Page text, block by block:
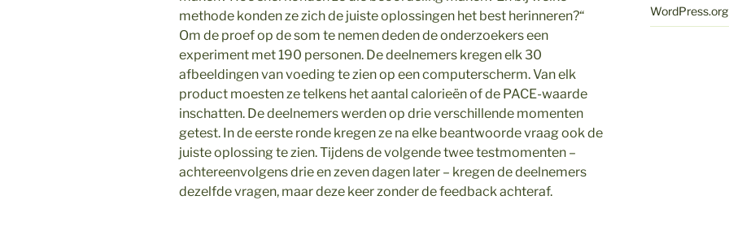
methode konden ze zich de juiste oplossingen het best herinneren?“
Om de proef op de som te nemen deden de onderzoekers een
experiment met 190 personen. De deelnemers kregen elk 30
afbeeldingen van voeding te zien op een computerscherm. Van elk
product moesten ze telkens het aantal calorieën of de PACE-waarde
inschatten. De deelnemers werden op drie verschillende momenten
getest. In de eerste ronde kregen ze na elke beantwoorde vraag ook de
juiste oplossing te zien. Tijdens de volgende twee testmomenten –
achtereenvolgens drie en zeven dagen later – kregen de deelnemers
dezelfde vragen, maar deze keer zonder de feedback achteraf.
WordPress.org